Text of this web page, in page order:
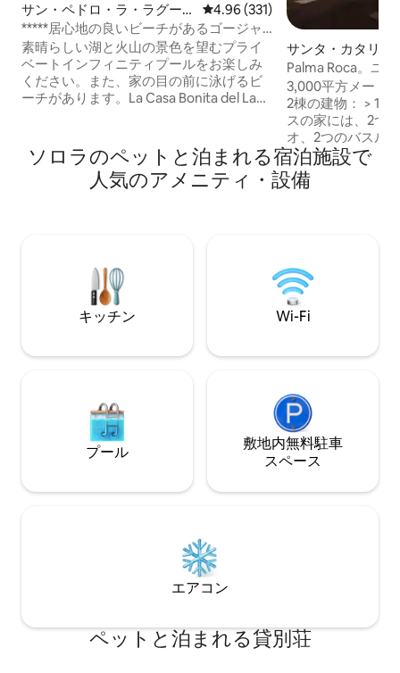
サン・ペドロ・ラ・ラグーナ
のコテージ
レビュー331件、5つ星中4.96つ
4.96 (331)
*****居心地の良いビーチがあるゴージャ
スな湖畔ヴィラ
素晴らしい湖と火山の景色を望むプライ
ベートインフィニティプールをお楽しみ
ください。また、家の目の前に泳げるビ
ーチがあります。La Casa Bonita del Lago
ラ・ラグーナにあり、近くにショップ、
カフェ、レストラン、すべてのサービス
があります。静かで自然豊かな高級住宅
ばにあります。
サンタ・カタリナ
宿泊先
Palma Roca。ユ
ュサービス付き
3,000平方メート
2棟の建物： > 120平方メートルのシプレ
スの家には、2つ
オ、2つのバスル
ース、1つの小さ
ます。 > 100平方メートルのリビングルー
ム1室、図書館とダイ
サンタから3kmの
す。ビーチまでは
ソロラのペットと泊まれる宿泊施設で
人気のアメニティ・設備
キッチン Wi-Fi
プール
敷地内無料駐⁠車
ス⁠ペ⁠ー⁠ス
エアコン
ペットと泊まれる貸別荘